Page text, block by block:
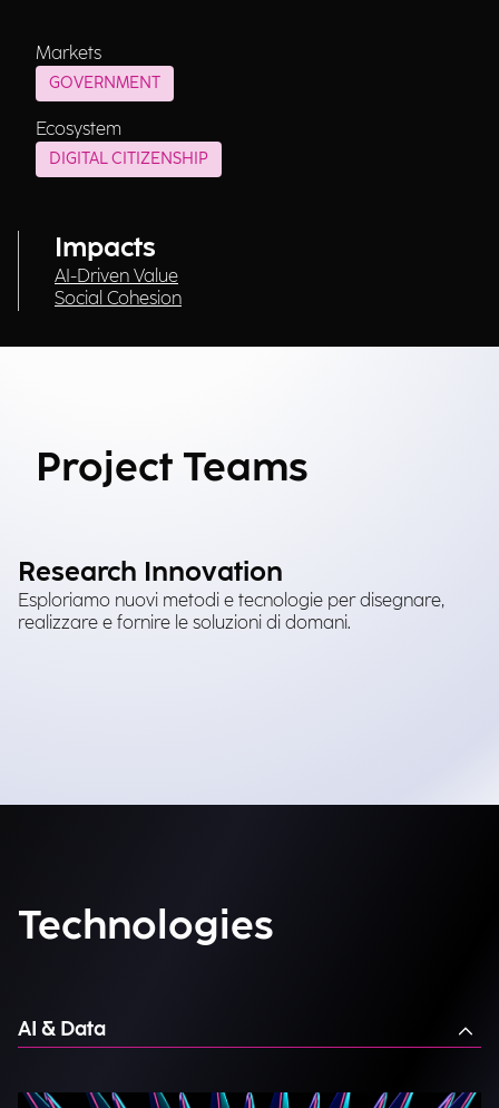
Markets
GOVERNMENT
Ecosystem
DIGITAL CITIZENSHIP
Impacts
AI-Driven Value
Social Cohesion
Project Teams
Research Innovation
Esploriamo nuovi metodi e tecnologie per disegnare,
realizzare e fornire le soluzioni di domani.
Technologies
AI & Data